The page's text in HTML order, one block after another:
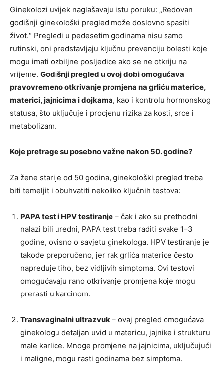
Ginekolozi uvijek naglašavaju istu poruku: „Redovan
godišnji ginekološki pregled može doslovno spasiti
život.“ Pregledi u pedesetim godinama nisu samo
rutinski, oni predstavljaju ključnu prevenciju bolesti koje
mogu imati ozbiljne posljedice ako se ne otkriju na
vrijeme. Godišnji pregled u ovoj dobi omogućava
pravovremeno otkrivanje promjena na grliću materice,
materici, jajnicima i dojkama, kao i kontrolu hormonskog
statusa, što uključuje i procjenu rizika za kosti, srce i
metabolizam.
Koje pretrage su posebno važne nakon 50. godine?
Za žene starije od 50 godina, ginekološki pregled treba
biti temeljit i obuhvatiti nekoliko ključnih testova:
PAPA test i HPV testiranje – čak i ako su prethodni
nalazi bili uredni, PAPA test treba raditi svake 1–3
godine, ovisno o savjetu ginekologa. HPV testiranje je
takođe preporučeno, jer rak grlića materice često
napreduje tiho, bez vidljivih simptoma. Ovi testovi
omogućavaju rano otkrivanje promjena koje mogu
prerasti u karcinom.
Transvaginalni ultrazvuk – ovaj pregled omogućava
ginekologu detaljan uvid u matericu, jajnike i strukturu
male karlice. Mnoge promjene na jajnicima, uključujući
i maligne, mogu rasti godinama bez simptoma.